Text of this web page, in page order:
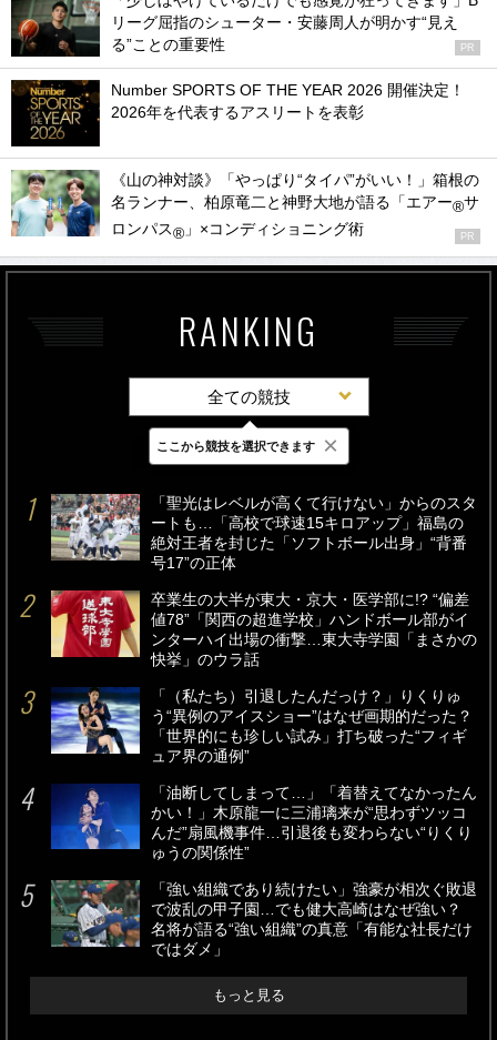
リーグ屈指のシューター・安藤周人が明かす“見え
る”ことの重要性
PR
Number SPORTS OF THE YEAR 2026 開催決定！
2026年を代表するアスリートを表彰
《山の神対談》「やっぱり“タイパ”がいい！」箱根の
名ランナー、柏原竜二と神野大地が語る「エアー®サ
ロンパス® 」×コンディショニング術 PR
RANKING
全ての競技
最新 24時間 週間
「聖光はレベルが高くて行けない」からのスタ
ートも…「高校で球速15キロアップ」福島の
絶対王者を封じた「ソフトボール出身」“背番
号17”の正体
卒業生の大半が東大・京大・医学部に!? “偏差
値78”「関西の超進学校」ハンドボール部がイ
ンターハイ出場の衝撃…東大寺学園「まさかの
快挙」のウラ話
「（私たち）引退したんだっけ？」りくりゅ
う“異例のアイスショー”はなぜ画期的だった？
「世界的にも珍しい試み」打ち破った“フィギ
ュア界の通例”
「油断してしまって…」「着替えてなかったん
かい！」木原龍一に三浦璃来が“思わずツッコ
んだ”扇風機事件…引退後も変わらない“りくり
ゅうの関係性”
「強い組織であり続けたい」強豪が相次ぐ敗退
で波乱の甲子園…でも健大高崎はなぜ強い？
名将が語る“強い組織”の真意「有能な社長だけ
ではダメ」
もっと見る
ここから競技を選択できます ×